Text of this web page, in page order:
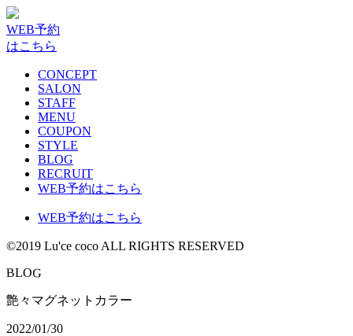
WEB予約
はこちら
CONCEPT
SALON
STAFF
MENU
COUPON
STYLE
BLOG
RECRUIT
WEB予約はこちら
WEB予約はこちら
©2019 Lu'ce coco ALL RIGHTS RESERVED
BLOG
艶々マグネットカラー
2022/01/30